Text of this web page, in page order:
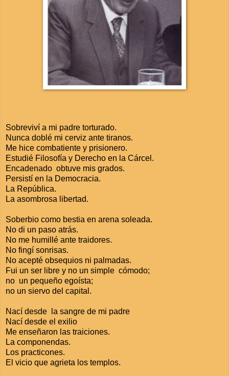
Sobreviví a mi padre torturado.
Nunca doblé mi cerviz ante tiranos.
Me hice combatiente y prisionero.
Estudié Filosofía y Derecho en la Cárcel.
Encadenado obtuve mis grados.
Persistí en la Democracia.
La República.
La asombrosa libertad.
Soberbio como bestia en arena soleada.
No di un paso atrás.
No me humillé ante traidores.
No fingí sonrisas.
No acepté obsequios ni palmadas.
Fui un ser libre y no un simple cómodo;
no un pequeño egoísta;
no un siervo del capital.
Nací desde la sangre de mi padre
Nací desde el exilio
Me enseñaron las traiciones.
La componendas.
Los practicones.
El vicio que agrieta los templos.